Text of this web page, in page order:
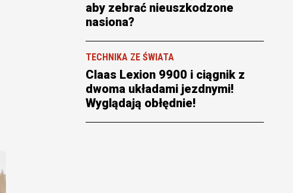
aby zebrać nieuszkodzone
nasiona?
TECHNIKA ZE ŚWIATA
Claas Lexion 9900 i ciągnik z
dwoma układami jezdnymi!
Wyglądają obłędnie!